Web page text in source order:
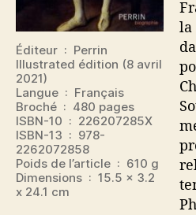
Éditeur ‏ : ‎ Perrin
Illustrated édition (8 avril
2021)
Langue ‏ : ‎ Français
Broché ‏ : ‎ 480 pages
ISBN-10 ‏ : ‎ 226207285X
ISBN-13 ‏ : ‎ 978-
2262072858
Poids de l’article ‏ : ‎ 610 g
Dimensions ‏ : ‎ 15.5 x 3.2
x 24.1 cm